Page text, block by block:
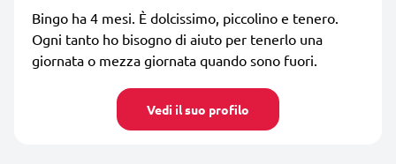
Bingo ha 4 mesi. È dolcissimo, piccolino e tenero.
Ogni tanto ho bisogno di aiuto per tenerlo una
giornata o mezza giornata quando sono fuori.
Vedi il suo profilo